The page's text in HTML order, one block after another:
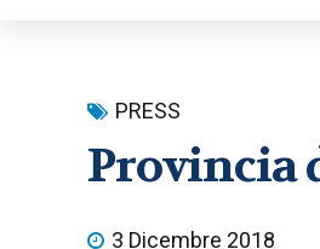
Compliance
Revisioni contabili
PRESS
Provincia
3 Dicembre 2018